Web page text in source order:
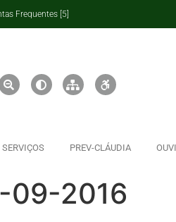
Frequentes [5]
SERVIÇOS PREV-CLÁUDIA
09-2016